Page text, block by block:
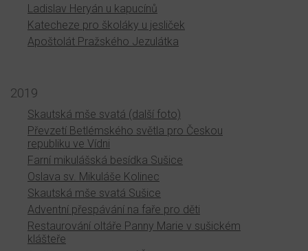
Ladislav Heryán u kapucínů
Katecheze pro školáky u jesliček
Apoštolát Pražského Jezulátka
2019
Skautská mše svatá (další foto)
Převzetí Betlémského světla pro Českou
republiku ve Vídni
Farní mikulášská besídka Sušice
Oslava sv. Mikuláše Kolinec
Skautská mše svatá Sušice
Adventní přespávání na faře pro děti
Restaurování oltáře Panny Marie v sušickém
klášteře